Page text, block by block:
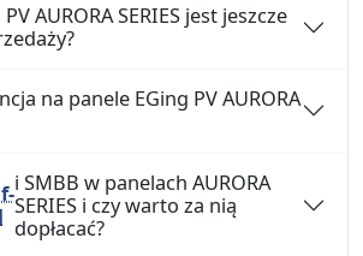
AURORA SERIES jest jeszcze
na panele EGing PV AURORA
i SMBB w panelach AURORA
SERIES i czy warto za nią
dopłacać?